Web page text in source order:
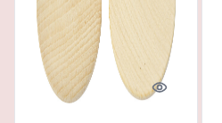
Quick look